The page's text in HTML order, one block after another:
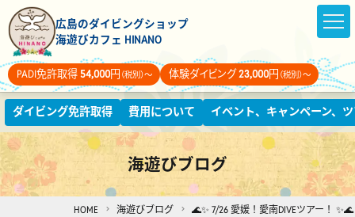
広島のダイビングショップ
海遊びカフェ HINANO
PADI免許取得54,000円 （税別）～ 体験ダイビング23,000円 （税別）～
ダイビング免許取得 費用について イベント、キャンペーン、
海遊びブログ
HOME 海遊びブログ 🌊✨ 7/26 愛媛！愛南DIVEツアー！ ✨🌊